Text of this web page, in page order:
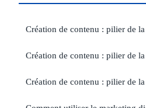
Création de contenu : pilier de
Création de contenu : pilier de
Création de contenu : pilier de